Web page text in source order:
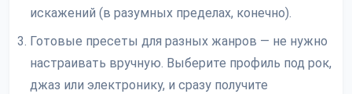
искажений (в разумных пределах, конечно).
Готовые пресеты для разных жанров — не нужно
настраивать вручную. Выберите профиль под рок,
джаз или электронику, и сразу получите